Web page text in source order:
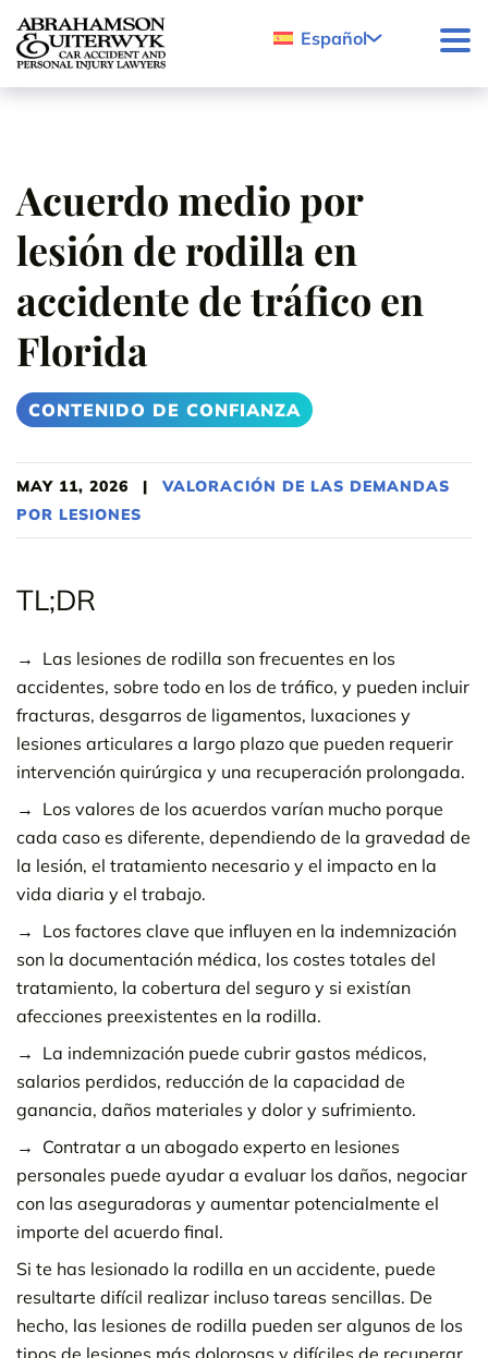
Skip to content
Español
Acuerdo medio por
lesión de rodilla en
accidente de tráfico en
Florida
CONTENIDO DE CONFIANZA
MAY 11, 2026 |
VALORACIÓN DE LAS DEMANDAS
POR LESIONES
TL;DR
Las lesiones de rodilla son frecuentes en los
accidentes, sobre todo en los de tráfico, y pueden incluir
fracturas, desgarros de ligamentos, luxaciones y
lesiones articulares a largo plazo que pueden requerir
intervención quirúrgica y una recuperación prolongada.
Los valores de los acuerdos varían mucho porque
cada caso es diferente, dependiendo de la gravedad de
la lesión, el tratamiento necesario y el impacto en la
vida diaria y el trabajo.
Los factores clave que influyen en la indemnización
son la documentación médica, los costes totales del
tratamiento, la cobertura del seguro y si existían
afecciones preexistentes en la rodilla.
La indemnización puede cubrir gastos médicos,
salarios perdidos, reducción de la capacidad de
ganancia, daños materiales y dolor y sufrimiento.
Contratar a un abogado experto en lesiones
personales puede ayudar a evaluar los daños, negociar
con las aseguradoras y aumentar potencialmente el
importe del acuerdo final.
Si te has lesionado la rodilla en un accidente, puede
resultarte difícil realizar incluso tareas sencillas. De
hecho, las lesiones de rodilla pueden ser algunos de los
tipos de lesiones más dolorosas y difíciles de recuperar.